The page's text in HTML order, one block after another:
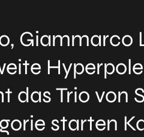
Giammarco
das Trio
starten